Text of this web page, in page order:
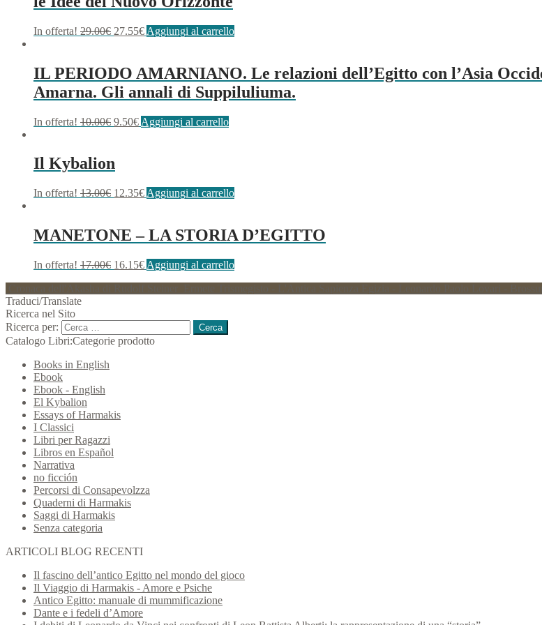
In offerta! 29.00€ 27.55€ Aggiungi al carrello
IL PERIODO AMARNIANO. Le relazioni dell’Egitto con l’Asia
Amarna. Gli annali di Suppiluliuma.
In offerta! 10.00€ 9.50€ Aggiungi al carrello
Il Kybalion
In offerta! 13.00€ 12.35€ Aggiungi al carrello
MANETONE – LA STORIA D’EGITTO
In offerta! 17.00€ 16.15€ Aggiungi al carrello
Traduci/Translate
Ricerca nel Sito
Ricerca per:
Catalogo Libri:Categorie prodotto
Books in English
Ebook
Ebook - English
El Kybalion
Essays of Harmakis
I Classici
Libri per Ragazzi
Libros en Español
Narrativa
no ficción
Percorsi di Consapevolzza
Quaderni di Harmakis
Saggi di Harmakis
Senza categoria
ARTICOLI BLOG RECENTI
Il fascino dell’antico Egitto nel mondo del gioco
Il Viaggio di Harmakis - Amore e Psiche
Antico Egitto: manuale di mummificazione
Dante e i fedeli d’Amore